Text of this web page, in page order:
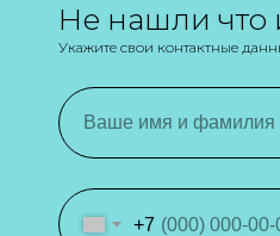
+7
Не нашли что
Укажите свои контактные